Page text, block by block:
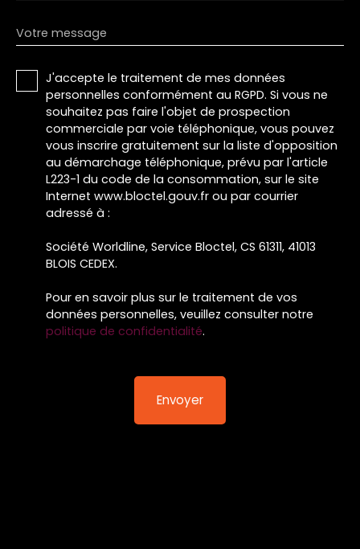
Votre message
J'accepte le traitement de mes données
personnelles conformément au RGPD. Si vous ne
souhaitez pas faire l'objet de prospection
commerciale par voie téléphonique, vous pouvez
vous inscrire gratuitement sur la liste d'opposition
au démarchage téléphonique, prévu par l'article
L223-1 du code de la consommation, sur le site
Internet www.bloctel.gouv.fr ou par courrier
adressé à :
Société Worldline, Service Bloctel, CS 61311, 41013
BLOIS CEDEX.
Pour en savoir plus sur le traitement de vos
données personnelles, veuillez consulter notre
politique de confidentialité.
Envoyer